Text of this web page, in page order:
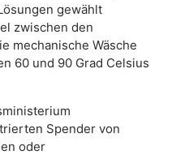
gewählt
zwischen den
mechanische Wäsche
60 und 90 Grad Celsius
Spender von
oder